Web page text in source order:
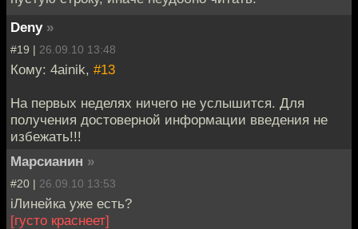
Deny »
#19 | 26.09.10 13:48
Кому: 4ainik, #13
На первых неделях ничего не услышится. Для
получения достоверной информации введения не
избежать!!!
Марсианин »
#20 | 26.09.10 13:53
iЛинейка уже есть?
[густо краснеет]